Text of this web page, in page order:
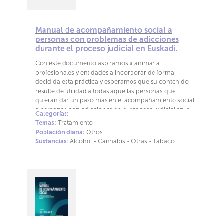
Manual de acompañamiento social a
personas con problemas de adicciones
durante el proceso judicial en Euskadi.
Con este documento aspiramos a animar a
profesionales y entidades a incorporar de forma
decidida esta práctica y esperamos que su contenido
resulte de utilidad a todas aquellas personas que
quieran dar un paso más en el acompañamiento social
a personas con adicciones en el proceso judicial en la
comunidad de Euskadi
Categorías:
Temas: Tratamiento
Población diana: Otros
Sustancias: Alcohol - Cannabis - Otras - Tabaco